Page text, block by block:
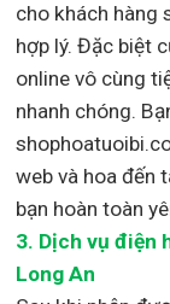
cho khách hàng
hợp lý. Đặc biệt
online vô cùng
nhanh chóng.
web và hoa đến
bạn hoàn toàn
3. Dịch vụ điện
Long An